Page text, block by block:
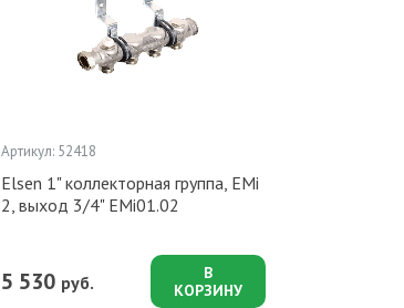
Артикул: 52418
Elsen 1" коллекторная группа, EMi
2, выход 3/4" EMi01.02
5 530 руб.
В
КОРЗИНУ